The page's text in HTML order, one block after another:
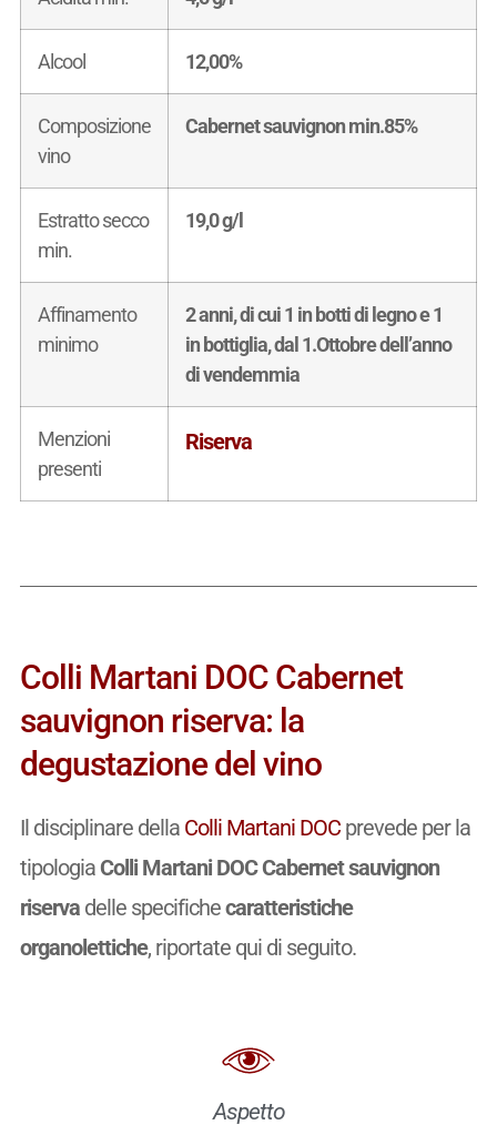
Alcool 12,00%
Composizione
vino
Cabernet sauvignon min.85%
Estratto secco
min.
19,0 g/l
Affinamento
minimo
2 anni, di cui 1 in botti di legno e 1
in bottiglia, dal 1.Ottobre dell’anno
di vendemmia
Menzioni
presenti
Riserva
Colli Martani DOC Cabernet
sauvignon riserva: la
degustazione del vino
Il disciplinare della Colli Martani DOCprevede per la
tipologia Colli Martani DOC Cabernet sauvignon
riservadelle specifichecaratteristiche
organolettiche, riportate qui di seguito.
Aspetto